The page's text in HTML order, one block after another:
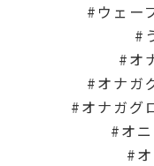
ウェー
オ
オナガ
オナガグ
オ